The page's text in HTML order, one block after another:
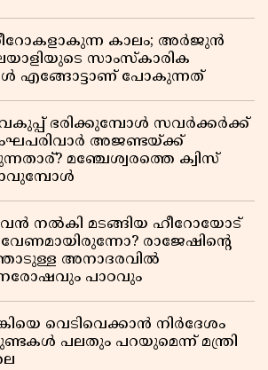
കാലം; അർജുൻ
സാംസ്കാരിക
എങ്ങോട്ടാണ് പോകുന്നത്
വകുപ്പ് ഭരിക്കുമ്പോൾ സവർക്കർക്ക്
അജണ്ടയ്ക്ക്
മഞ്ചേശ്വരത്തെ ക്വിസ്
നൽകി മടങ്ങിയ ഹീറോയോട്
രാജേഷിൻ്റെ
അനാദരവിൽ
പാഠവും
വെടിവെക്കാൻ നിർദേശം
ഗുണ്ടകൾ പലതും പറയുമെന്ന് മന്ത്രി